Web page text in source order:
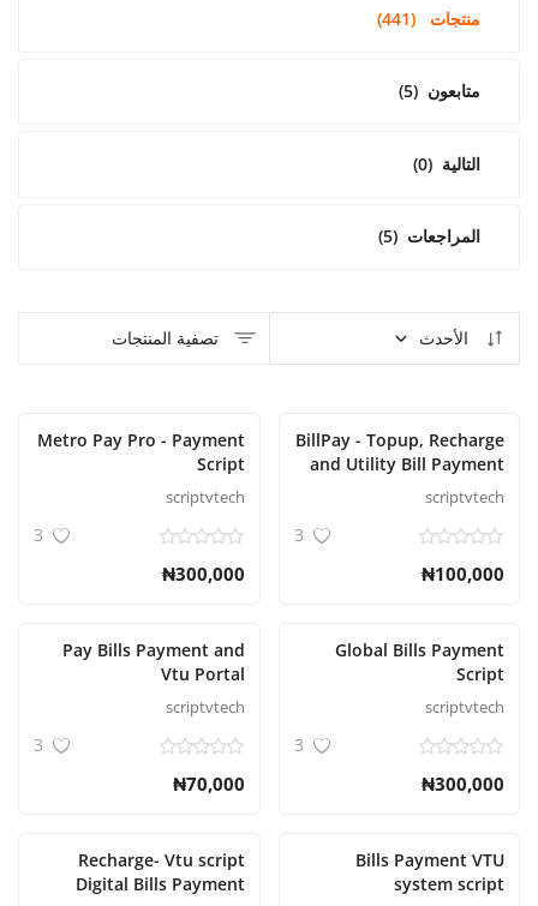
منتجات (441)
متابعون (5)
التالية (0)
المراجعات (5)
تصفية المنتجات
BillPay - Topup, Recharge
and Utility Bill Payment
Script
scriptvtech
₦100,000
Metro Pay Pro - Payment
Script
scriptvtech
₦300,000
Global Bills Payment
Script
scriptvtech
₦300,000
Pay Bills Payment and
Vtu Portal
scriptvtech
₦70,000
Bills Payment VTU
system script
Recharge- Vtu script
Digital Bills Payment